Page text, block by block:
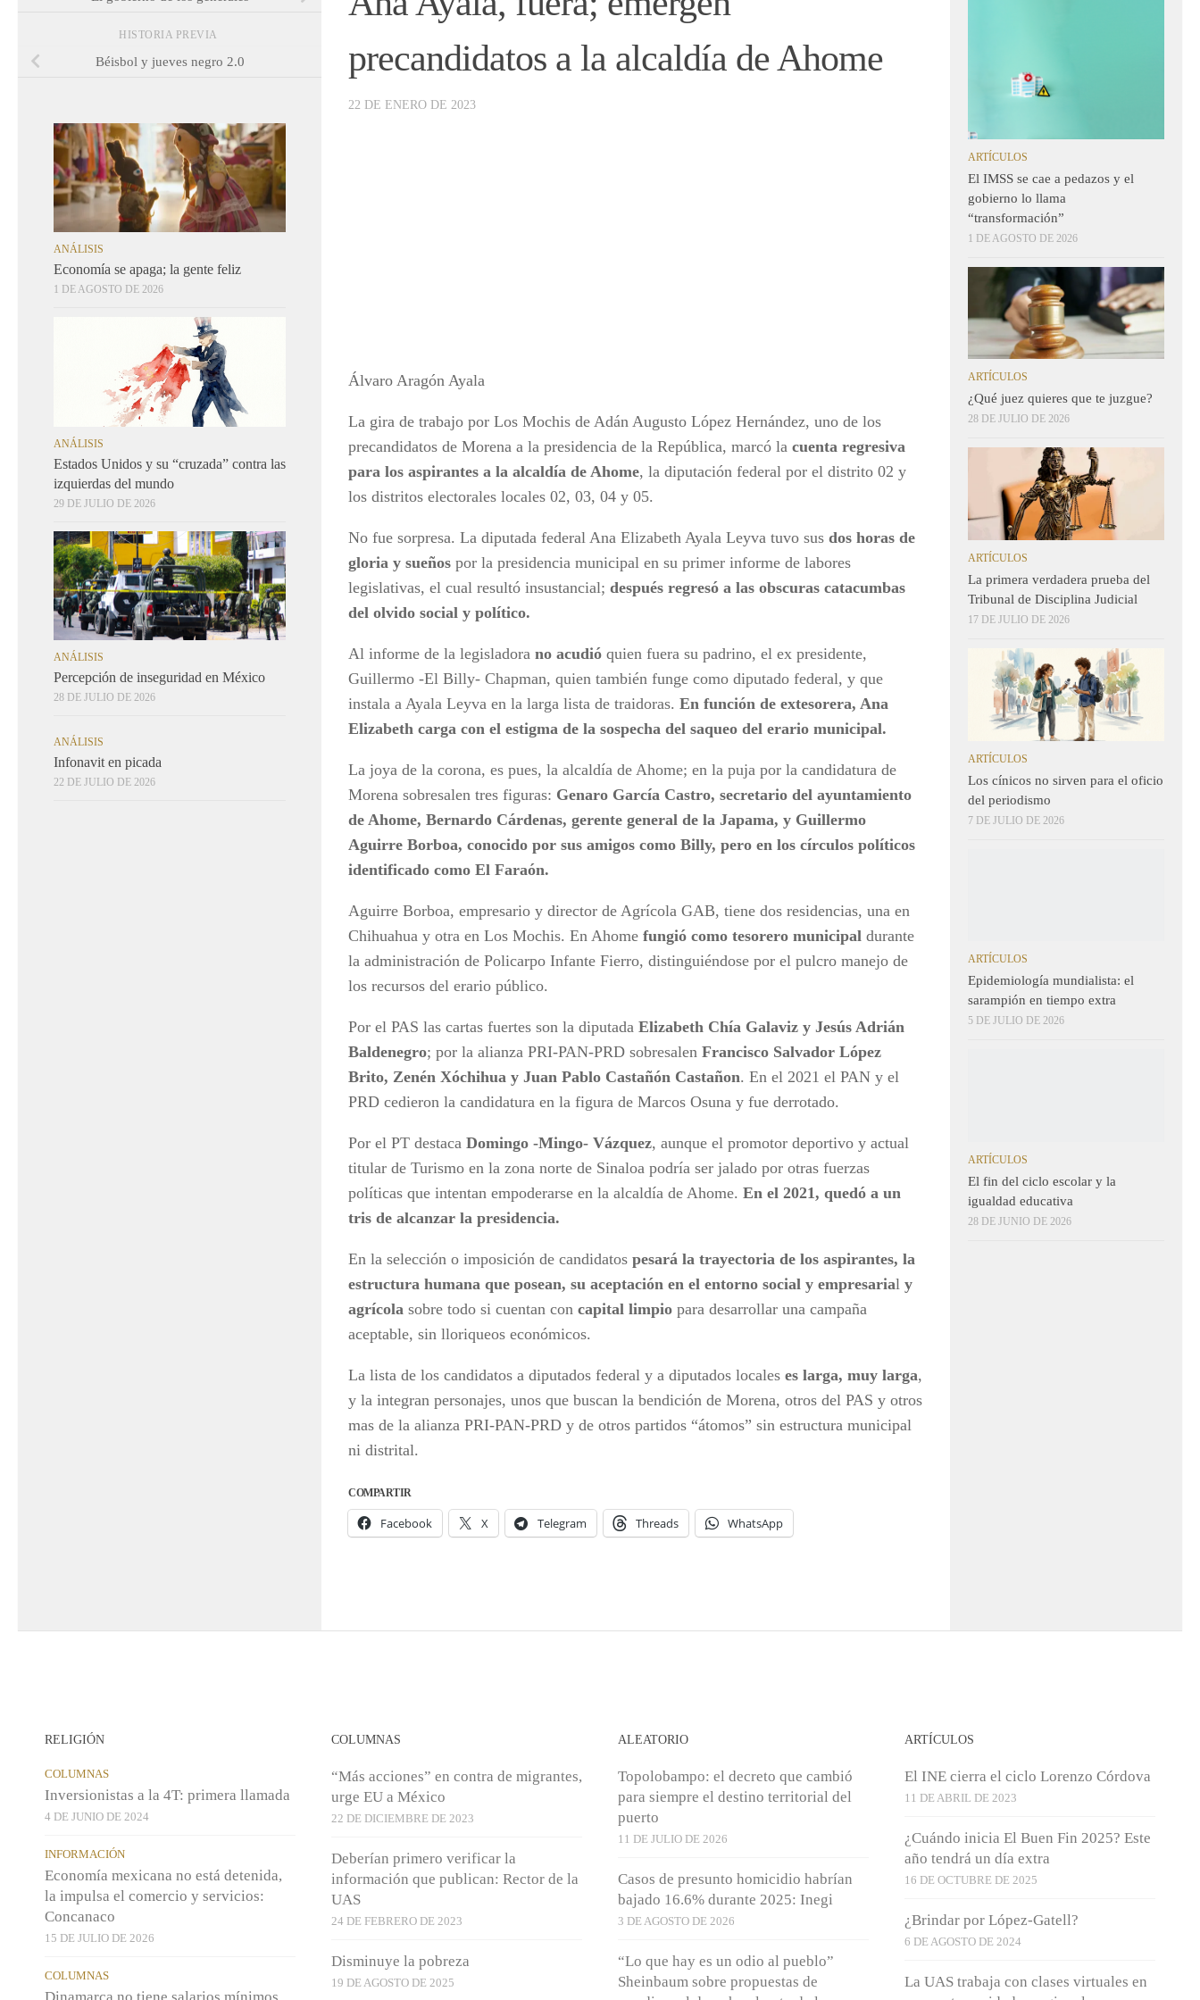
precandidatos a la alcaldía de Ahome
22 DE ENERO DE 2023
Álvaro Aragón Ayala
La gira de trabajo por Los Mochis de Adán Augusto López Hernández, uno de los
precandidatos de Morena a la presidencia de la República, marcó la cuenta regresiva
para los aspirantes a la alcaldía de Ahome, la diputación federal por el distrito 02 y
los distritos electorales locales 02, 03, 04 y 05.
No fue sorpresa. La diputada federal Ana Elizabeth Ayala Leyva tuvo sus dos horas de
gloria y sueños por la presidencia municipal en su primer informe de labores
legislativas, el cual resultó insustancial; después regresó a las obscuras catacumbas
del olvido social y político.
Al informe de la legisladora no acudió quien fuera su padrino, el ex presidente,
Guillermo -El Billy- Chapman, quien también funge como diputado federal, y que
instala a Ayala Leyva en la larga lista de traidoras. En función de extesorera, Ana
Elizabeth carga con el estigma de la sospecha del saqueo del erario municipal.
La joya de la corona, es pues, la alcaldía de Ahome; en la puja por la candidatura de
Morena sobresalen tres figuras: Genaro García Castro, secretario del ayuntamiento
de Ahome, Bernardo Cárdenas, gerente general de la Japama, y Guillermo
Aguirre Borboa, conocido por sus amigos como Billy, pero en los círculos políticos
identificado como El Faraón.
Aguirre Borboa, empresario y director de Agrícola GAB, tiene dos residencias, una en
Chihuahua y otra en Los Mochis. En Ahome fungió como tesorero municipal durante
la administración de Policarpo Infante Fierro, distinguiéndose por el pulcro manejo de
los recursos del erario público.
Por el PAS las cartas fuertes son la diputada Elizabeth Chía Galaviz y Jesús Adrián
Baldenegro; por la alianza PRI-PAN-PRD sobresalen Francisco Salvador López
Brito, Zenén Xóchihua y Juan Pablo Castañón Castañon. En el 2021 el PAN y el
PRD cedieron la candidatura en la figura de Marcos Osuna y fue derrotado.
Por el PT destaca Domingo -Mingo- Vázquez, aunque el promotor deportivo y actual
titular de Turismo en la zona norte de Sinaloa podría ser jalado por otras fuerzas
políticas que intentan empoderarse en la alcaldía de Ahome. En el 2021, quedó a un
tris de alcanzar la presidencia.
En la selección o imposición de candidatos pesará la trayectoria de los aspirantes, la
estructura humana que posean, su aceptación en el entorno social y empresarial y
agrícola sobre todo si cuentan con capital limpio para desarrollar una campaña
aceptable, sin lloriqueos económicos.
La lista de los candidatos a diputados federal y a diputados locales es larga, muy larga,
y la integran personajes, unos que buscan la bendición de Morena, otros del PAS y otros
mas de la alianza PRI-PAN-PRD y de otros partidos “átomos” sin estructura municipal
ni distrital.
COMPARTIR
Facebook X Telegram Threads WhatsApp
HISTORIA PREVIA
Béisbol y jueves negro 2.0
ANÁLISIS
Economía se apaga; la gente feliz
1 DE AGOSTO DE 2026
ANÁLISIS
Estados Unidos y su “cruzada” contra las
izquierdas del mundo
29 DE JULIO DE 2026
ANÁLISIS
Percepción de inseguridad en México
28 DE JULIO DE 2026
ANÁLISIS
Infonavit en picada
22 DE JULIO DE 2026
ARTÍCULOS
El IMSS se cae a pedazos y el
gobierno lo llama
“transformación”
1 DE AGOSTO DE 2026
ARTÍCULOS
¿Qué juez quieres que te juzgue?
28 DE JULIO DE 2026
ARTÍCULOS
La primera verdadera prueba del
Tribunal de Disciplina Judicial
17 DE JULIO DE 2026
ARTÍCULOS
Los cínicos no sirven para el oficio
del periodismo
7 DE JULIO DE 2026
ARTÍCULOS
Epidemiología mundialista: el
sarampión en tiempo extra
5 DE JULIO DE 2026
ARTÍCULOS
El fin del ciclo escolar y la
igualdad educativa
28 DE JUNIO DE 2026
RELIGIÓN
COLUMNAS
Inversionistas a la 4T: primera llamada
4 DE JUNIO DE 2024
INFORMACIÓN
Economía mexicana no está detenida,
la impulsa el comercio y servicios:
Concanaco
15 DE JULIO DE 2026
COLUMNAS
COLUMNAS
“Más acciones” en contra de migrantes,
urge EU a México
22 DE DICIEMBRE DE 2023
Deberían primero verificar la
información que publican: Rector de la
UAS
24 DE FEBRERO DE 2023
Disminuye la pobreza
19 DE AGOSTO DE 2025
ALEATORIO
Topolobampo: el decreto que cambió
para siempre el destino territorial del
puerto
11 DE JULIO DE 2026
Casos de presunto homicidio habrían
bajado 16.6% durante 2025: Inegi
3 DE AGOSTO DE 2026
“Lo que hay es un odio al pueblo”
Sheinbaum sobre propuestas de
ARTÍCULOS
El INE cierra el ciclo Lorenzo Córdova
11 DE ABRIL DE 2023
¿Cuándo inicia El Buen Fin 2025? Este
año tendrá un día extra
16 DE OCTUBRE DE 2025
¿Brindar por López-Gatell?
6 DE AGOSTO DE 2024
La UAS trabaja con clases virtuales en